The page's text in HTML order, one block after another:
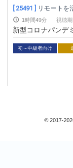
総務/リスクマ
法務/契約/知財
マネジメント
品質
IT
[ 25491 ] リモートを
1時間49分 視聴期
新型コロナパンデ
本部のあり方も変
下でもBCPの実
初～中級者向け
© 2017-